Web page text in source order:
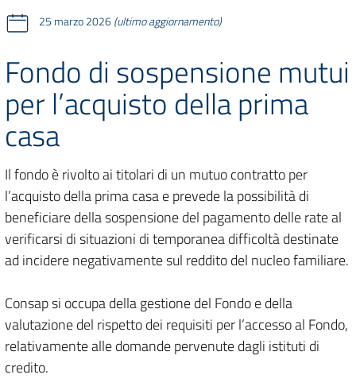
25 marzo 2026(ultimo aggiornamento)
Fondo di sospensione mutui
per l’acquisto della prima
casa
Il fondo è rivolto ai titolari di un mutuo contratto per
l’acquisto della prima casa e prevede la possibilità di
beneficiare della sospensione del pagamento delle rate al
verificarsi di situazioni di temporanea difficoltà destinate
ad incidere negativamente sul reddito del nucleo familiare.
Consap si occupa della gestione del Fondo e della
valutazione del rispetto dei requisiti per l’accesso al Fondo,
relativamente alle domande pervenute dagli istituti di
credito.